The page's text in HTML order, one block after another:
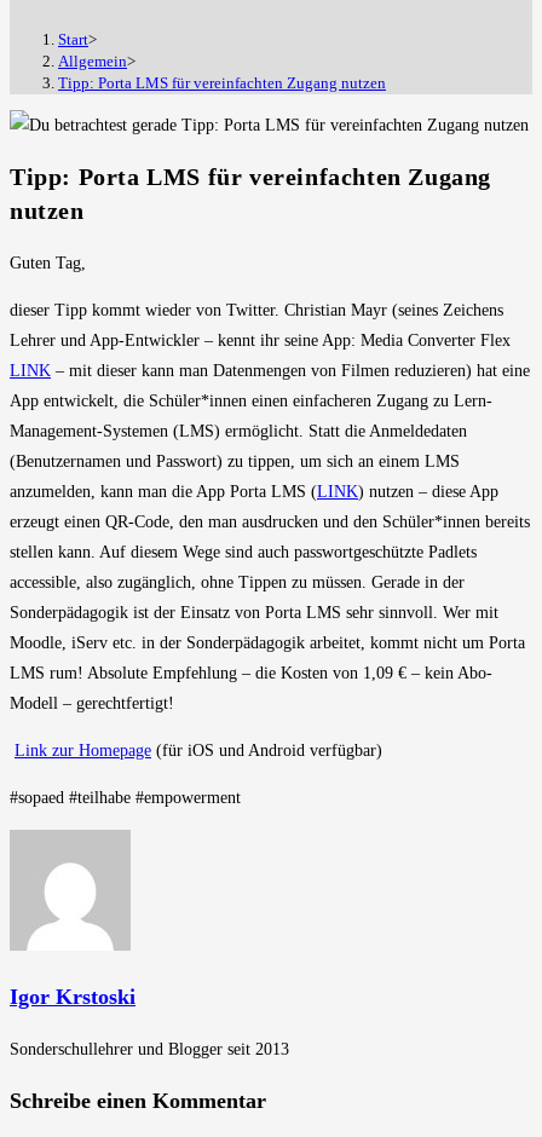
Start>
Allgemein>
Tipp: Porta LMS für vereinfachten Zugang nutzen
Tipp: Porta LMS für vereinfachten Zugang
nutzen
Guten Tag,
dieser Tipp kommt wieder von Twitter. Christian Mayr (seines Zeichens
Lehrer und App-Entwickler – kennt ihr seine App: Media Converter Flex
LINK – mit dieser kann man Datenmengen von Filmen reduzieren) hat eine
App entwickelt, die Schüler*innen einen einfacheren Zugang zu Lern-
Management-Systemen (LMS) ermöglicht. Statt die Anmeldedaten
(Benutzernamen und Passwort) zu tippen, um sich an einem LMS
anzumelden, kann man die App Porta LMS (LINK) nutzen – diese App
erzeugt einen QR-Code, den man ausdrucken und den Schüler*innen bereits
stellen kann. Auf diesem Wege sind auch passwortgeschützte Padlets
accessible, also zugänglich, ohne Tippen zu müssen. Gerade in der
Sonderpädagogik ist der Einsatz von Porta LMS sehr sinnvoll. Wer mit
Moodle, iServ etc. in der Sonderpädagogik arbeitet, kommt nicht um Porta
LMS rum! Absolute Empfehlung – die Kosten von 1,09 € – kein Abo-
Modell – gerechtfertigt!
Link zur Homepage (für iOS und Android verfügbar)
#sopaed #teilhabe #empowerment
Igor Krstoski
Sonderschullehrer und Blogger seit 2013
Schreibe einen Kommentar